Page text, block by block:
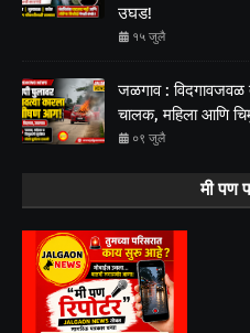
उघड!
१५ जुलै
जळगाव : विदगावजवळ
चालक, महिला आणि
०९ जुलै
मी पण